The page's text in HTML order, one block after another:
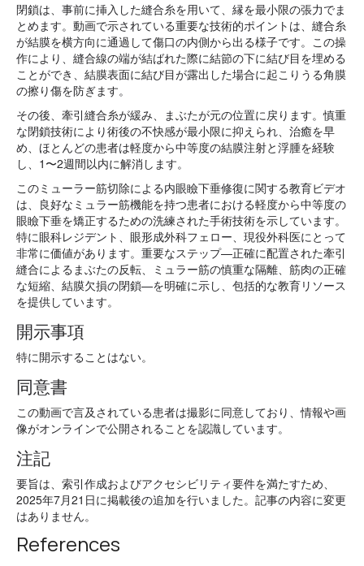
閉鎖は、事前に挿入した縫合糸を用いて、縁を最小限の張力でま
とめます。動画で示されている重要な技術的ポイントは、縫合糸
が結膜を横方向に通過して傷口の内側から出る様子です。この操
作により、縫合線の端が結ばれた際に結節の下に結び目を埋める
ことができ、結膜表面に結び目が露出した場合に起こりうる角膜
の擦り傷を防ぎます。
その後、牽引縫合糸が緩み、まぶたが元の位置に戻ります。慎重
な閉鎖技術により術後の不快感が最小限に抑えられ、治癒を早
め、ほとんどの患者は軽度から中等度の結膜注射と浮腫を経験
し、1〜2週間以内に解消します。
このミューラー筋切除による内眼瞼下垂修復に関する教育ビデオ
は、良好なミュラー筋機能を持つ患者における軽度から中等度の
眼瞼下垂を矯正するための洗練された手術技術を示しています。
特に眼科レジデント、眼形成外科フェロー、現役外科医にとって
非常に価値があります。重要なステップ—正確に配置された牽引
縫合によるまぶたの反転、ミュラー筋の慎重な隔離、筋肉の正確
な短縮、結膜欠損の閉鎖—を明確に示し、包括的な教育リソース
を提供しています。
開示事項
特に開示することはない。
同意書
この動画で言及されている患者は撮影に同意しており、情報や画
像がオンラインで公開されることを認識しています。
注記
要旨は、索引作成およびアクセシビリティ要件を満たすため、
2025年7月21日に掲載後の追加を行いました。記事の内容に変更
はありません。
References